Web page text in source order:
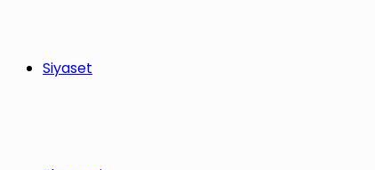
Siyaset